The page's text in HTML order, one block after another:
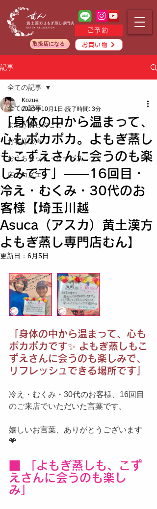
ご予約
お買い物
取扱店になる
記事
全ての記事
よもぎ蒸しのこと
お客様の声
おうちセット・サービス
店主コズエ
全ての記事
「身体の中から温まって、
心もポカポカ。よもぎ蒸し
もこずえさんに会うのも楽
しみです」——16回目・
冷え・むくみ・30代のお
客様【埼玉川越
Asuca（アスカ）黄土漢方
よもぎ蒸し専門店むん】
Kozue
2023年10月1日 読了時間: 3分
更新日： 6月5日
「身体の中から温まって、心も
ポカポカです✨ よもぎ蒸しもこ
ずえさんに会うのも楽しみで、
リフレッシュできる場所です」
冷え・むくみ・30代のお客様、16回目
のご来店でいただいた言葉です。
嬉しいお言葉、ありがとうございます
💗
■ 「よもぎ蒸しも、こず
えさんに会うのも楽し
み」